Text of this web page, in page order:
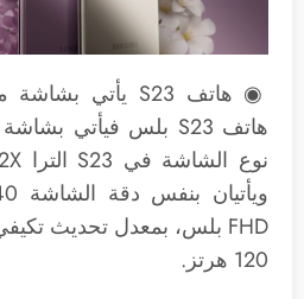
120 هرتز.